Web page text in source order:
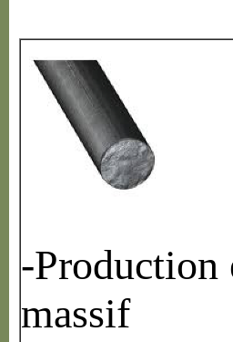
-Production
massif